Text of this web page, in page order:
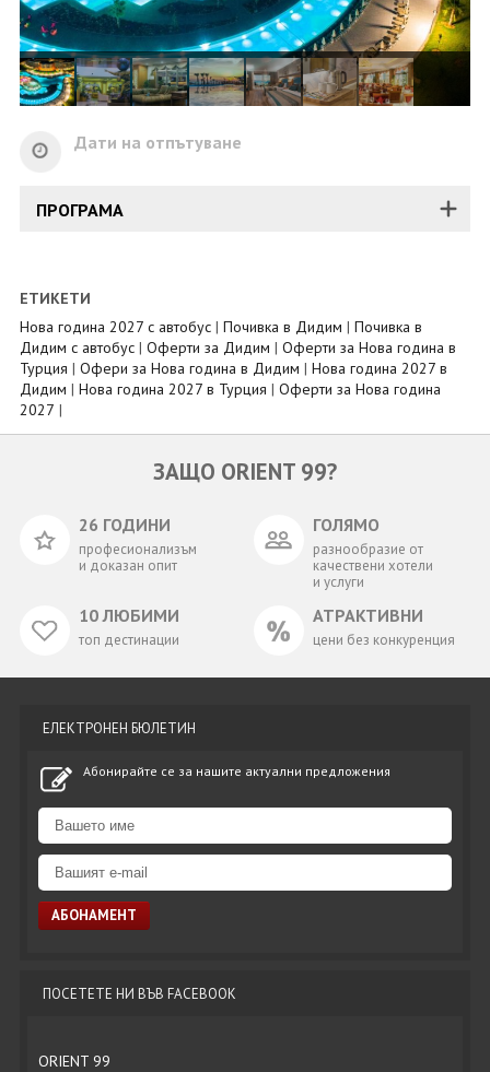
Дати на отпътуване
ПРОГРАМА
ЕТИКЕТИ
Нова година 2027 с автобус | Почивка в Дидим | Почивка в
Дидим с автобус | Оферти за Дидим | Оферти за Нова година в
Турция | Офери за Нова година в Дидим | Нова година 2027 в
Дидим | Нова година 2027 в Турция | Оферти за Нова година
2027 |
ЗАЩО ORIENT 99?
26 ГОДИНИ
професионализъм
и доказан опит
ГОЛЯМО
разнообразие от
качествени хотели
и услуги
10 ЛЮБИМИ
топ дестинации
АТРАКТИВНИ
цени без конкуренция
ЕЛЕКТРОНЕН БЮЛЕТИН
Абонирайте се за нашите актуални предложения
ПОСЕТЕТЕ НИ ВЪВ FACEBOOK
ORIENT 99